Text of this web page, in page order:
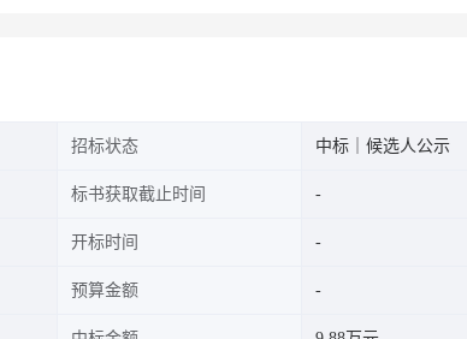
招标状态 中标｜候选人公示
标书获取截止时间
开标时间
预算金额